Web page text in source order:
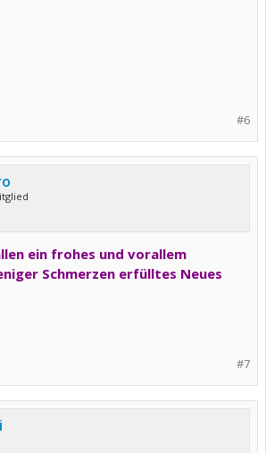
#6
ein frohes und vorallem
Schmerzen erfülltes Neues
#7